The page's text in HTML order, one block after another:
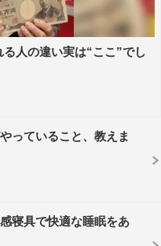
人の違い実は“ここ”でし
っていること、教えま
寝具で快適な睡眠をあ